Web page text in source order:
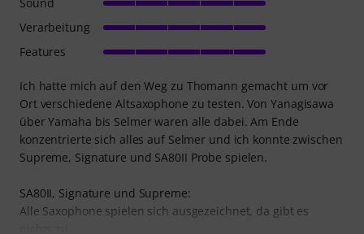
Ich hatte mich auf den Weg zu Thomann gemacht um vor
Ort verschiedene Altsaxophone zu testen. Von Yanagisawa
über Yamaha bis Selmer waren alle dabei. Am Ende
konzentrierte sich alles auf Selmer und ich konnte zwischen
Supreme, Signature und SA80II Probe spielen.
SA80II, Signature und Supreme:
Alle Saxophone spielen sich ausgezeichnet, da gibt es
Verarbeitung
Features